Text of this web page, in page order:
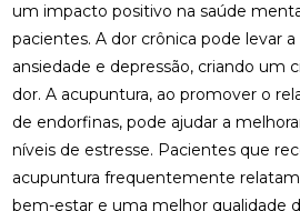
um impacto positivo na saúde
pacientes. A dor crônica pode levar
ansiedade e depressão, criando um
dor. A acupuntura, ao promover o
de endorfinas, pode ajudar a
níveis de estresse. Pacientes que
acupuntura frequentemente
bem-estar e uma melhor qualidade
COMO ESCOLHER O MELHOR ACUPUNTURISTA
PARA VOCÊ
ACUPUNTURISTA E O QUE
COMO MELHORAR O ATENDIMENTO DA SUA
CLÍNICA?